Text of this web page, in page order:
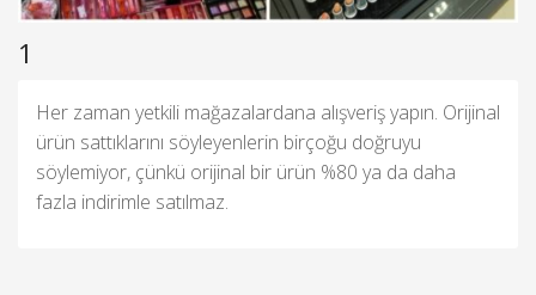
1
Her zaman yetkili mağazalardana alışveriş yapın. Orijinal
ürün sattıklarını söyleyenlerin birçoğu doğruyu
söylemiyor, çünkü orijinal bir ürün %80 ya da daha
fazla indirimle satılmaz.